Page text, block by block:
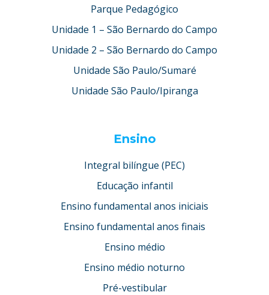
Parque Pedagógico
Unidade 1 – São Bernardo do Campo
Unidade 2 – São Bernardo do Campo
Unidade São Paulo/Sumaré
Unidade São Paulo/Ipiranga
Ensino
Integral bilíngue (PEC)
Educação infantil
Ensino fundamental anos iniciais
Ensino fundamental anos finais
Ensino médio
Ensino médio noturno
Pré-vestibular